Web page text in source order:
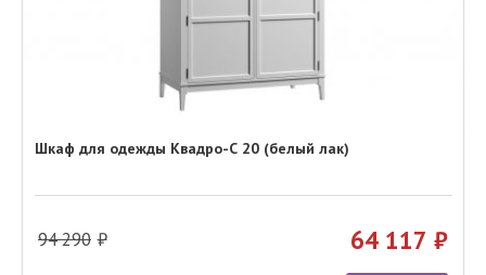
Шкаф для одежды Квадро-С 20 (белый лак)
94 290 64 117